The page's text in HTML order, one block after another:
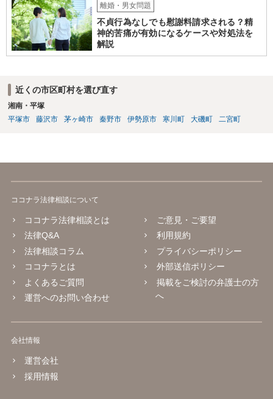
離婚・男女問題
不貞行為なしでも慰謝料請求される？精
神的苦痛が有効になるケースや対処法を
解説
近くの市区町村を選び直す
湘南・平塚
平塚市
藤沢市 茅ヶ崎市 秦野市 伊勢原市 寒川町 大磯町 二宮町
ココナラ法律相談について
ココナラ法律相談とは
法律Q&A
法律相談コラム
ココナラとは
よくあるご質問
運営へのお問い合わせ
ご意見・ご要望
利用規約
プライバシーポリシー
外部送信ポリシー
掲載をご検討の弁護士の方
へ
会社情報
運営会社
採用情報